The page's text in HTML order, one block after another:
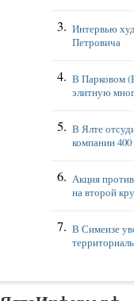
Интервью
Петровича
В Парковом
элитную
В Ялте
компании
Акция
на второй
В Симеизе